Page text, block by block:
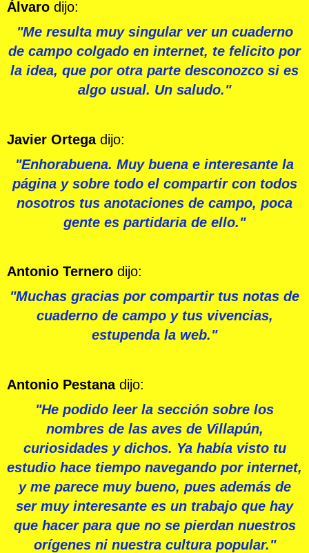
Álvaro dijo:
"Me resulta muy singular ver un cuaderno
de campo colgado en internet, te felicito por
la idea, que por otra parte desconozco si es
algo usual. Un saludo."
Javier Ortegadijo:
"Enhorabuena. Muy buena e interesante la
página y sobre todo el compartir con todos
nosotros tus anotaciones de campo, poca
gente es partidaria de ello."
Antonio Ternero dijo:
"Muchas gracias por compartir tus notas de
cuaderno de campo y tus vivencias,
estupenda la web."
Antonio Pestana dijo:
"He podido leer la sección sobre los
nombres de las aves de Villapún,
curiosidades y dichos. Ya había visto tu
estudio hace tiempo navegando por internet,
y me parece muy bueno, pues además de
ser muy interesante es un trabajo que hay
que hacer para que no se pierdan nuestros
orígenes ni nuestra cultura popular."